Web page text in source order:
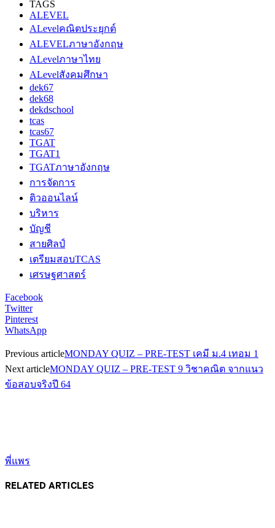
TAGS
ALEVEL
ALevelคณิตประยุกต์
ALEVELภาษาอังกฤษ
ALevelภาษาไทย
ALevelสังคมศึกษา
dek67
dek68
dekdschool
tcas
tcas67
TGAT
TGAT1
TGATภาษาอังกฤษ
การจัดการ
ติวออนไลน์
บริหาร
บัญชี
สายศิลป์
เตรียมสอบTCAS
เศรษฐศาสตร์
Facebook
Twitter
Pinterest
WhatsApp
Previous articleMONDAY QUIZ – PRE-TEST เคมี ม.4 เทอม 1
Next articleMONDAY QUIZ – PRE-TEST 9 วิชาคณิต จากแนว
ข้อสอบจริงปี 64
พี่แพร
RELATED ARTICLES